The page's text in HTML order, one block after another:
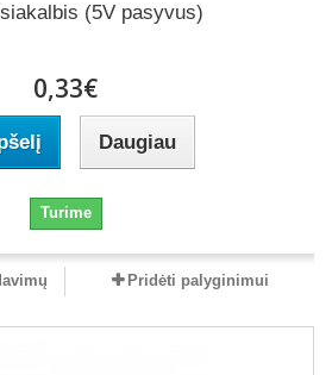
(5V pasyvus)
0,33€
Daugiau
Turime
Pridėti palyginimui